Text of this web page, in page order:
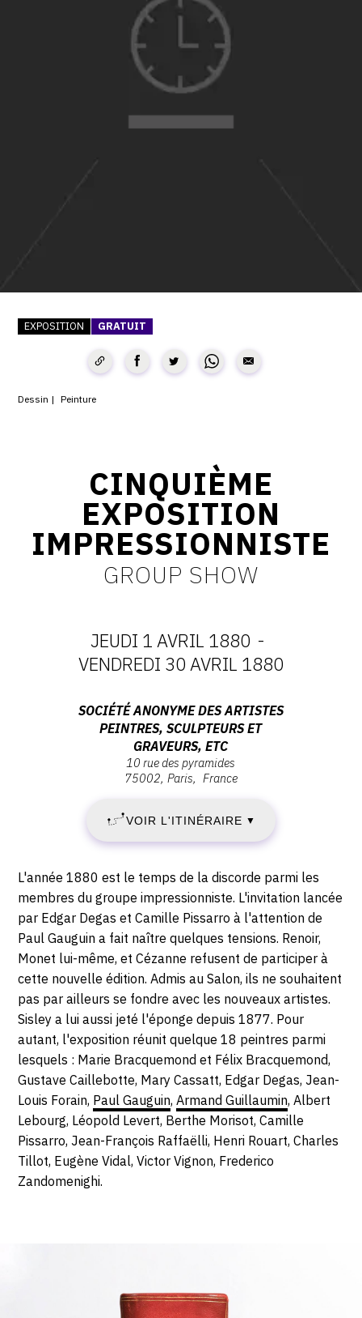
SERVICES
CRÉER SON CATALOGUE RAISONNÉ
ABONNEMENTS DÉDIÉS AUX GALERISTES
L'ÉQUIPE OAM
À PROPOS D'OAM
SUIVEZ-NOUS
INSTAGRAM
FACEBOOK
PINTEREST
EXPOSITION GRATUIT
Dessin Peinture
CINQUIÈME
EXPOSITION
IMPRESSIONNISTE
GROUP SHOW
DATES
:
JEUDI
1
AVRIL
1880
-
VENDREDI
30
AVRIL
1880
JEUDI 1 AVRIL 1880 -
VENDREDI 30 AVRIL 1880
et
graveurs,
etc,
10
rue
des
pyramides,
75002
Paris
SOCIÉTÉ ANONYME DES ARTISTES
PEINTRES, SCULPTEURS ET
GRAVEURS, ETC
10 rue des pyramides
75002 Paris France
VOIR L'ITINÉRAIRE ▼
Description,
horaires...
L'année 1880 est le temps de la discorde parmi les
membres du groupe impressionniste. L'invitation lancée
par Edgar Degas et Camille Pissarro à l'attention de
Paul Gauguin a fait naître quelques tensions. Renoir,
Monet lui-même, et Cézanne refusent de participer à
cette nouvelle édition. Admis au Salon, ils ne souhaitent
pas par ailleurs se fondre avec les nouveaux artistes.
Sisley a lui aussi jeté l'éponge depuis 1877. Pour
autant, l'exposition réunit quelque 18 peintres parmi
lesquels : Marie Bracquemond et Félix Bracquemond,
Gustave Caillebotte, Mary Cassatt, Edgar Degas, Jean-
Louis Forain, Paul Gauguin,Armand Guillaumin, Albert
Lebourg, Léopold Levert, Berthe Morisot, Camille
Pissarro, Jean-François Raffaëlli, Henri Rouart, Charles
Tillot, Eugène Vidal, Victor Vignon, Frederico
Zandomenighi.